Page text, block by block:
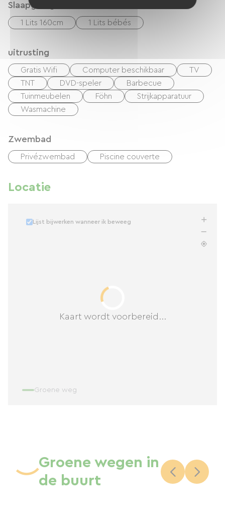
Slaapgelegenheid
1 Lits 160cm 1 Lits bébés
uitrusting
Gratis Wifi Computer beschikbaar
TV
TNT
DVD-speler
Barbecue
Tuinmeubelen
Föhn
Strijkapparatuur
Wasmachine
Zwembad
Privézwembad Piscine couverte
Locatie
Kaart wordt voorbereid...
Lijst bijwerken wanneer ik beweeg
Groene weg
Groene wegen in
de buurt